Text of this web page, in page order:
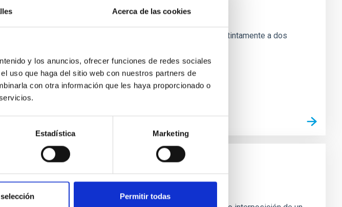
Acerca de las cookies
y los anuncios, ofrecer funciones de redes sociales
uso que haga del sitio web con nuestros partners de
con otra información que les haya proporcionado o
Estadística Marketing
Permitir todas
colaboración con la FECYT. El término eclipse se aplica indistintamente a dos
por las posiciones relativas